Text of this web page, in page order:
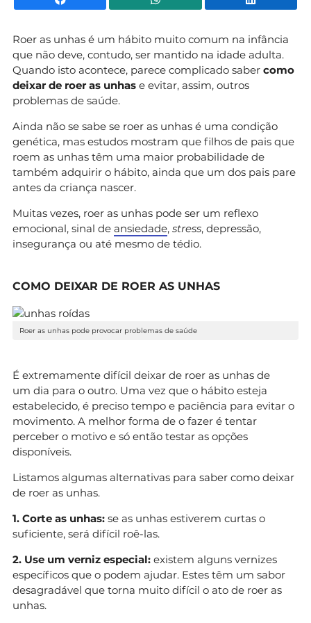
Roer as unhas é um hábito muito comum na infância
que não deve, contudo, ser mantido na idade adulta.
Quando isto acontece, parece complicado saber como
deixar de roer as unhas e evitar, assim, outros
problemas de saúde.
Ainda não se sabe se roer as unhas é uma condição
genética, mas estudos mostram que filhos de pais que
roem as unhas têm uma maior probabilidade de
também adquirir o hábito, ainda que um dos pais pare
antes da criança nascer.
Muitas vezes, roer as unhas pode ser um reflexo
emocional, sinal de ansiedade, stress, depressão,
insegurança ou até mesmo de tédio.
COMO DEIXAR DE ROER AS UNHAS
Roer as unhas pode provocar problemas de saúde
É extremamente difícil deixar de roer as unhas de
um dia para o outro. Uma vez que o hábito esteja
estabelecido, é preciso tempo e paciência para evitar o
movimento. A melhor forma de o fazer é tentar
perceber o motivo e só então testar as opções
disponíveis.
Listamos algumas alternativas para saber como deixar
de roer as unhas.
1. Corte as unhas: se as unhas estiverem curtas o
suficiente, será difícil roê-las.
2. Use um verniz especial: existem alguns vernizes
específicos que o podem ajudar. Estes têm um sabor
desagradável que torna muito difícil o ato de roer as
unhas.